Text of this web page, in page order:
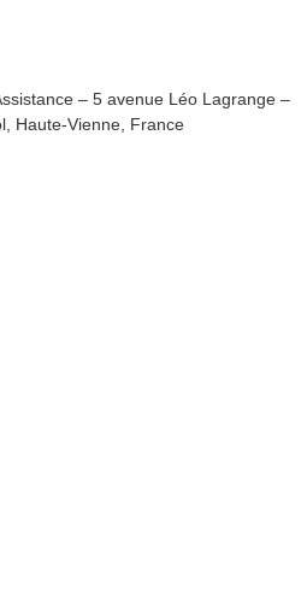
– 5 avenue Léo Lagrange –
Haute-Vienne, France